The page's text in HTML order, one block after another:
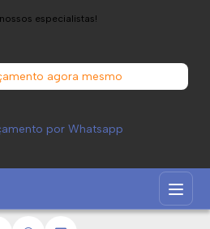
especialistas!
agora mesmo
por Whatsapp